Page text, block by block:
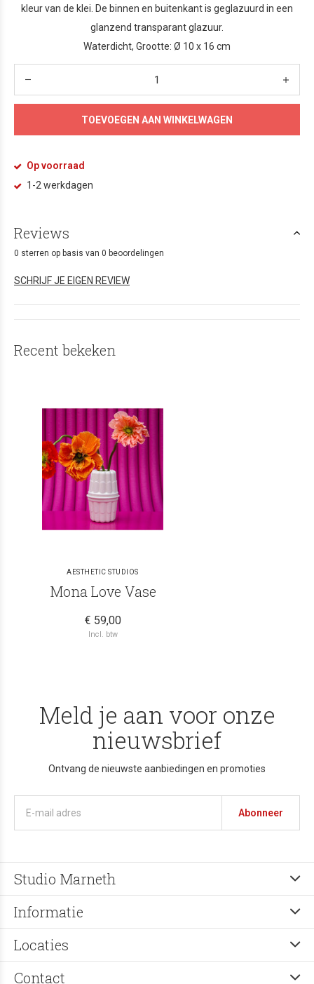
kleur van de klei. De binnen en buitenkant is geglazuurd in een
glanzend transparant glazuur.
Waterdicht, Grootte: Ø 10 x 16 cm
TOEVOEGEN AAN WINKELWAGEN
Op voorraad
1-2 werkdagen
Reviews
0 sterren op basis van 0 beoordelingen
SCHRIJF JE EIGEN REVIEW
Recent bekeken
AESTHETIC STUDIOS
Mona Love Vase
€ 59,00
Incl. btw
Meld je aan voor onze
nieuwsbrief
Ontvang de nieuwste aanbiedingen en promoties
Abonneer
Studio Marneth
Informatie
Locaties
Contact